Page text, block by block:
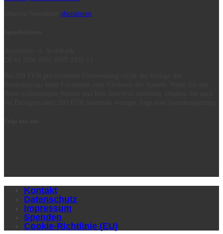
abonnieren
Kontakt
Datenschutz
Impressum
Spenden
Cookie-Richtlinie (EU)